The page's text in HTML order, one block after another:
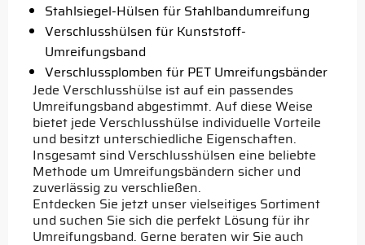
Stahlsiegel-Hülsen für Stahlbandumreifung
Verschlusshülsen für Kunststoff-
Umreifungsband
Verschlussplomben für PET Umreifungsbänder
Jede Verschlusshülse ist auf ein passendes
Umreifungsband abgestimmt. Auf diese Weise
bietet jede Verschlusshülse individuelle Vorteile
und besitzt unterschiedliche Eigenschaften.
Insgesamt sind Verschlusshülsen eine beliebte
Methode um Umreifungsbändern sicher und
zuverlässig zu verschließen.
Entdecken Sie jetzt unser vielseitiges Sortiment
und suchen Sie sich die perfekt Lösung für ihr
Umreifungsband. Gerne beraten wir Sie auch